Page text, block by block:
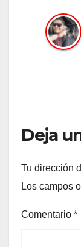
Deja
Tu dirección
Los campos
Comentario *